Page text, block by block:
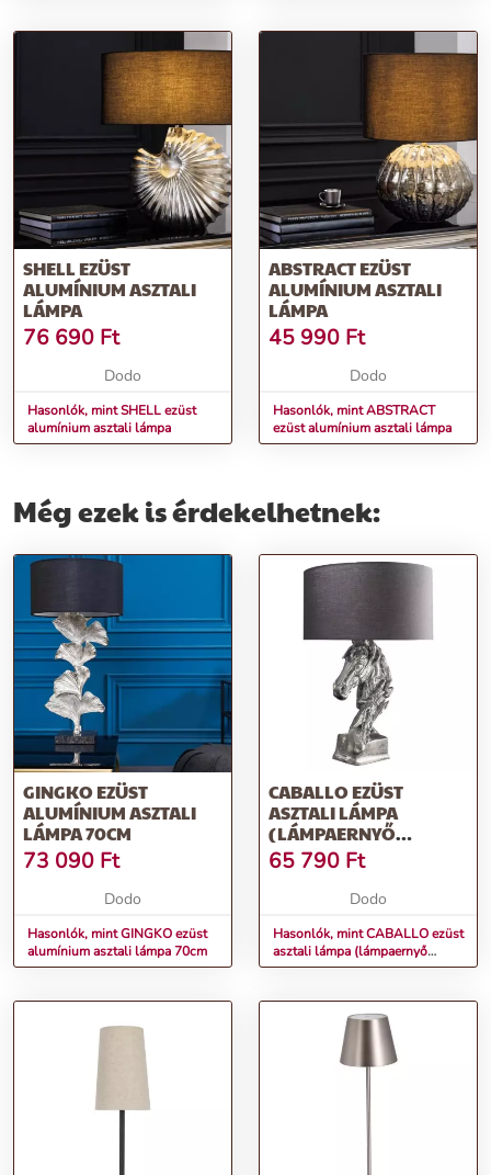
SHELL EZÜST
ALUMÍNIUM ASZTALI
LÁMPA
76 690 Ft
Dodo
Hasonlók, mint SHELL ezüst
alumínium asztali lámpa
ABSTRACT EZÜST
ALUMÍNIUM ASZTALI
LÁMPA
45 990 Ft
Dodo
Hasonlók, mint ABSTRACT
ezüst alumínium asztali lámpa
Még ezek is érdekelhetnek:
GINGKO EZÜST
ALUMÍNIUM ASZTALI
LÁMPA 70CM
73 090 Ft
Dodo
Hasonlók, mint GINGKO ezüst
alumínium asztali lámpa 70cm
CABALLO EZÜST
ASZTALI LÁMPA
(LÁMPAERNYŐ
NÉLKÜL)
65 790 Ft
Dodo
Hasonlók, mint CABALLO ezüst
asztali lámpa (lámpaernyő
nélkül)